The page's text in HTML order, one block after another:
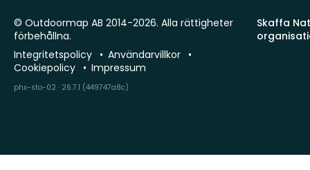
Skaffa
© Outdoormap AB 2014-2026. Alla rättigheter
förbehållna.
Integritetspolicy
Användarvillkor
Cookiepolicy
Impressum
phx-sto-02 · 26.7.1 (449747a8c)